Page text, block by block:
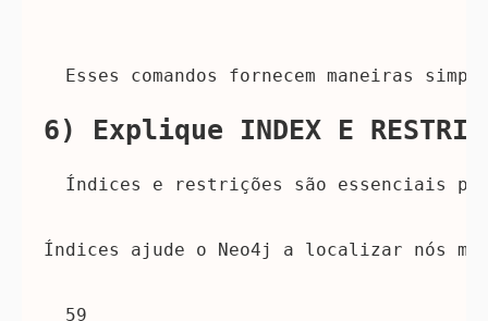
Esses comandos fornecem maneiras
6) Explique INDEX E
Índices e restrições são essenciais
Índices ajude o Neo4j a localizar nós
59